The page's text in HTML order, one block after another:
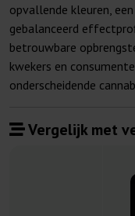
opvallende kleuren,
gebalanceerd
betrouwbare
kwekers en
onderscheidende
Vergelijk met